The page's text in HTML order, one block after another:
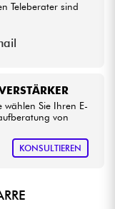
wählen Sie Ihren E-
von
KONSULTIEREN
Teleberater sind